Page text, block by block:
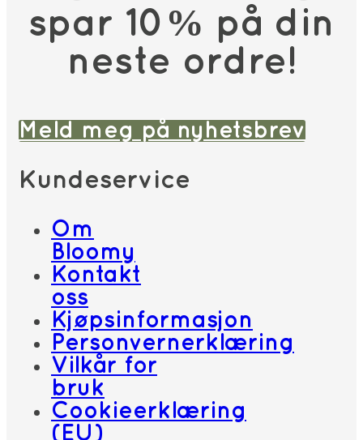
spar 10% på din
neste ordre!
Meld meg på nyhetsbrev
Kundeservice
Om
Bloomy
Kontakt
oss
Kjøpsinformasjon
Personvernerklæring
Vilkår for
bruk
Cookieerklæring
(EU)